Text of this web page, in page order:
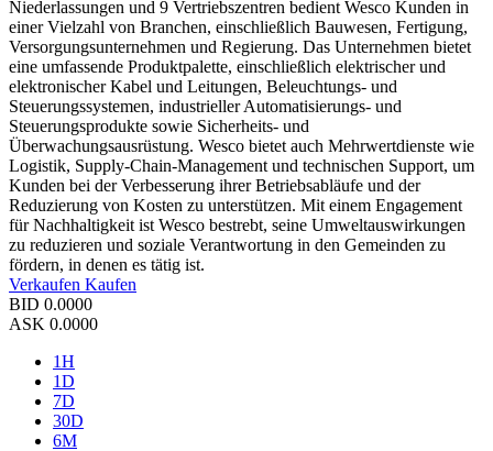
Niederlassungen und 9 Vertriebszentren bedient Wesco Kunden in
einer Vielzahl von Branchen, einschließlich Bauwesen, Fertigung,
Versorgungsunternehmen und Regierung. Das Unternehmen bietet
eine umfassende Produktpalette, einschließlich elektrischer und
elektronischer Kabel und Leitungen, Beleuchtungs- und
Steuerungssystemen, industrieller Automatisierungs- und
Steuerungsprodukte sowie Sicherheits- und
Überwachungsausrüstung. Wesco bietet auch Mehrwertdienste wie
Logistik, Supply-Chain-Management und technischen Support, um
Kunden bei der Verbesserung ihrer Betriebsabläufe und der
Reduzierung von Kosten zu unterstützen. Mit einem Engagement
für Nachhaltigkeit ist Wesco bestrebt, seine Umweltauswirkungen
zu reduzieren und soziale Verantwortung in den Gemeinden zu
fördern, in denen es tätig ist.
Verkaufen Kaufen
BID 0.0000
ASK 0.0000
1H
1D
7D
30D
6M